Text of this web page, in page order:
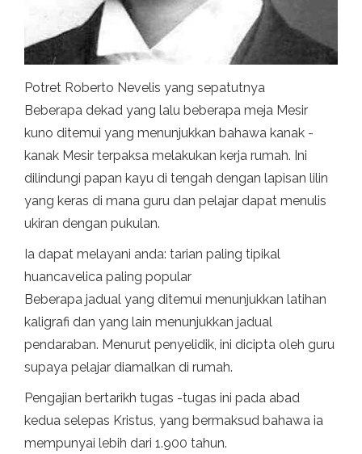
Potret Roberto Nevelis yang sepatutnya
Beberapa dekad yang lalu beberapa meja Mesir
kuno ditemui yang menunjukkan bahawa kanak -
kanak Mesir terpaksa melakukan kerja rumah. Ini
dilindungi papan kayu di tengah dengan lapisan lilin
yang keras di mana guru dan pelajar dapat menulis
ukiran dengan pukulan.
Ia dapat melayani anda: tarian paling tipikal
huancavelica paling popular
Beberapa jadual yang ditemui menunjukkan latihan
kaligrafi dan yang lain menunjukkan jadual
pendaraban. Menurut penyelidik, ini dicipta oleh guru
supaya pelajar diamalkan di rumah.
Pengajian bertarikh tugas -tugas ini pada abad
kedua selepas Kristus, yang bermaksud bahawa ia
mempunyai lebih dari 1.900 tahun.